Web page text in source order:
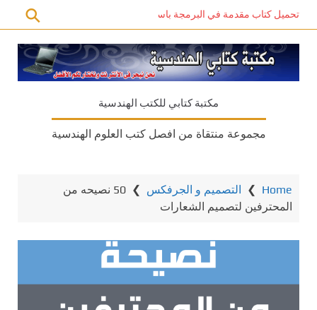
تحميل كتاب مقدمة في البرمجة باستخدام C# PDF – دليل المبتدئين للتعلم الذاتي
مكتبة كتابي للكتب الهندسية
مجموعة منتقاة من افصل كتب العلوم الهندسية
Home
❯ التصميم و الجرفكس ❯
50 نصيحه من
المحترفين لتصميم الشعارات